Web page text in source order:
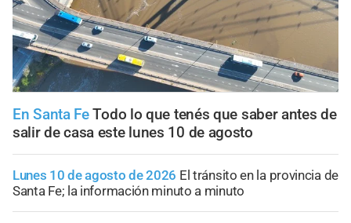
En Santa FeTodo lo que tenés que saber antes de
salir de casa este lunes 10 de agosto
Lunes 10 de agosto de 2026 El tránsito en la provincia de
Santa Fe; la información minuto a minuto